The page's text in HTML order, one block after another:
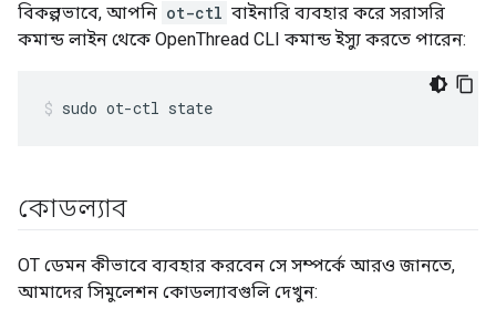
বিকল্পভাবে, আপনি ot-ctl বাইনারি ব্যবহার করে সরাসরি
কমান্ড লাইন থেকে OpenThread CLI কমান্ড ইস্যু করতে পারেন:
sudo ot-ctl state
কোডল্যাব
OT ডেমন কীভাবে ব্যবহার করবেন সে সম্পর্কে আরও জানতে,
আমাদের সিমুলেশন কোডল্যাবগুলি দেখুন: